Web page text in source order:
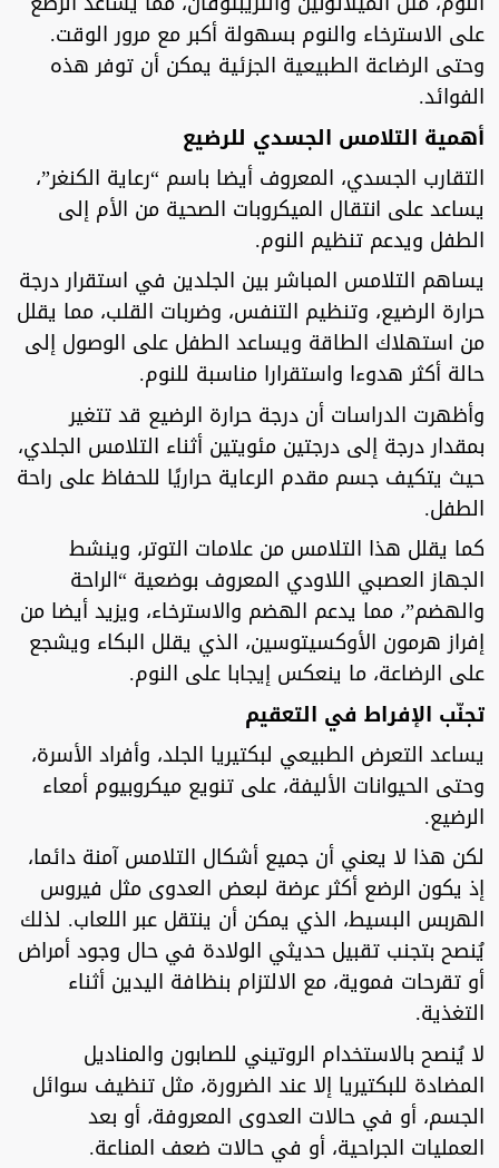
على الاسترخاء والنوم بسهولة أكبر مع مرور الوقت.
وحتى الرضاعة الطبيعية الجزئية يمكن أن توفر هذه
الفوائد.
أهمية التلامس الجسدي للرضيع
التقارب الجسدي، المعروف أيضا باسم “رعاية الكنغر”،
يساعد على انتقال الميكروبات الصحية من الأم إلى
الطفل ويدعم تنظيم النوم.
يساهم التلامس المباشر بين الجلدين في استقرار درجة
حرارة الرضيع، وتنظيم التنفس، وضربات القلب، مما يقلل
من استهلاك الطاقة ويساعد الطفل على الوصول إلى
حالة أكثر هدوءا واستقرارا مناسبة للنوم.
وأظهرت الدراسات أن درجة حرارة الرضيع قد تتغير
بمقدار درجة إلى درجتين مئويتين أثناء التلامس الجلدي،
حيث يتكيف جسم مقدم الرعاية حراريًا للحفاظ على راحة
الطفل.
كما يقلل هذا التلامس من علامات التوتر، وينشط
الجهاز العصبي اللاودي المعروف بوضعية “الراحة
والهضم”، مما يدعم الهضم والاسترخاء، ويزيد أيضا من
إفراز هرمون الأوكسيتوسين، الذي يقلل البكاء ويشجع
على الرضاعة، ما ينعكس إيجابا على النوم.
تجنّب الإفراط في التعقيم
يساعد التعرض الطبيعي لبكتيريا الجلد، وأفراد الأسرة،
وحتى الحيوانات الأليفة، على تنويع ميكروبيوم أمعاء
الرضيع.
لكن هذا لا يعني أن جميع أشكال التلامس آمنة دائما،
إذ يكون الرضع أكثر عرضة لبعض العدوى مثل فيروس
الهربس البسيط، الذي يمكن أن ينتقل عبر اللعاب. لذلك
يُنصح بتجنب تقبيل حديثي الولادة في حال وجود أمراض
أو تقرحات فموية، مع الالتزام بنظافة اليدين أثناء
التغذية.
لا يُنصح بالاستخدام الروتيني للصابون والمناديل
المضادة للبكتيريا إلا عند الضرورة، مثل تنظيف سوائل
الجسم، أو في حالات العدوى المعروفة، أو بعد
العمليات الجراحية، أو في حالات ضعف المناعة.